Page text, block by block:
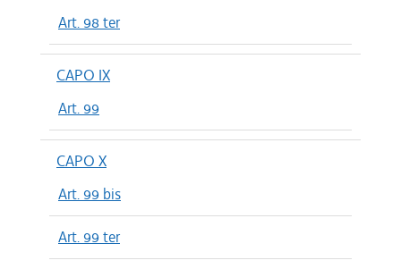
Art. 98 ter
CAPO IX
Art. 99
CAPO X
Art. 99 bis
Art. 99 ter